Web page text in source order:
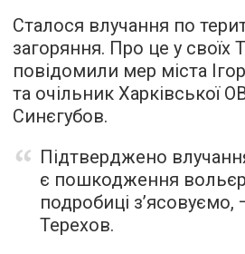
Сталося влучання по
загоряння. Про це у своїх
повідомили мер міста
та очільник Харківської
Синєгубов.
Підтверджено
є пошкодження
подробиці зʼясовуємо,
Терехов.